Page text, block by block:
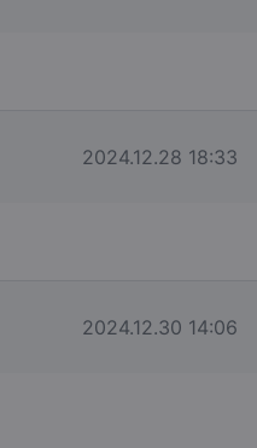
작성일
2024.12.28 18:33
작성일
2024.12.30 14:06